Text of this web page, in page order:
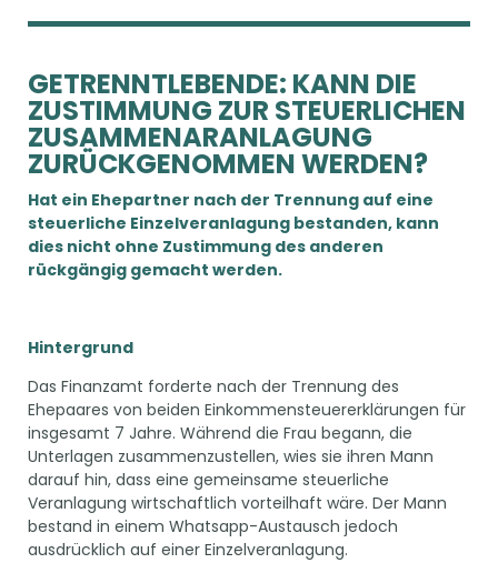
GETRENNTLEBENDE: KANN DIE
ZUSTIMMUNG ZUR STEUERLICHEN
ZUSAMMENARANLAGUNG
ZURÜCKGENOMMEN WERDEN?
Hat ein Ehepartner nach der Trennung auf eine
steuerliche Einzelveranlagung bestanden, kann
dies nicht ohne Zustimmung des anderen
rückgängig gemacht werden.
Hintergrund
Das Finanzamt forderte nach der Trennung des
Ehepaares von beiden Einkommensteuererklärungen für
insgesamt 7 Jahre. Während die Frau begann, die
Unterlagen zusammenzustellen, wies sie ihren Mann
darauf hin, dass eine gemeinsame steuerliche
Veranlagung wirtschaftlich vorteilhaft wäre. Der Mann
bestand in einem Whatsapp-Austausch jedoch
ausdrücklich auf einer Einzelveranlagung.